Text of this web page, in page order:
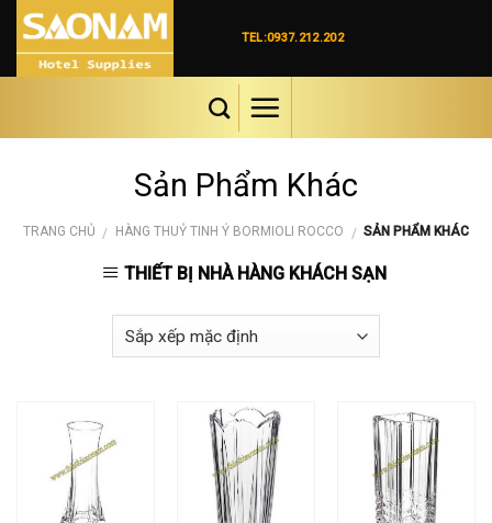
Skip
content
TEL:0937.212.202
Sản Phẩm Khác
TRANG CHỦ / HÀNG THUỶ TINH Ý BORMIOLI ROCCO / SẢN PHẨM KHÁC
THIẾT BỊ NHÀ HÀNG KHÁCH SẠN